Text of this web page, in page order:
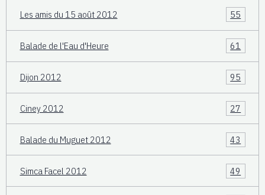
Les amis du 15 août 2012 55
Balade de l'Eau d'Heure 61
Dijon 2012 95
Ciney 2012 27
Balade du Muguet 2012 43
Simca Facel 2012 49